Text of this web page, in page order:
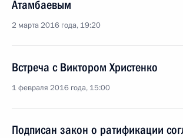
Атамбаевым
2 марта 2016 года, 19:20
Встреча с Виктором Христенко
1 февраля 2016 года, 15:00
Подписан закон о ратификации